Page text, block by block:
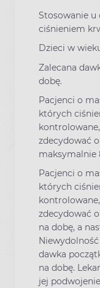
Stosowanie u
ciśnieniem
Dzieci w
Zalecana
dobę.
Pacjenci o
których
zdecydować
maksymalnie
Pacjenci o
których
zdecydować
na dobę, a
Niewydolność
dawka
na dobę.
jej